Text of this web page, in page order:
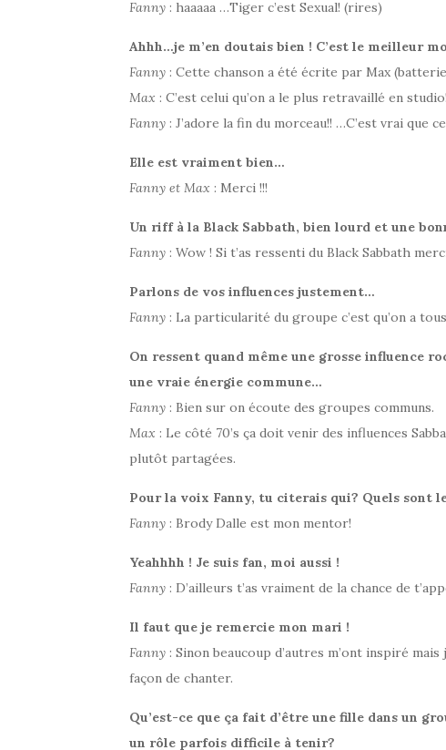
Fanny : haaaaa …Tiger c’est Sexual! (rires)
Ahhh…je m’en doutais bien ! C’est le meilleur
Fanny : Cette chanson a été écrite par Max
Max : C’est celui qu’on a le plus retravaillé en studio!
Fanny : J’adore la fin du morceau!! …C’est vrai que
Elle est vraiment bien…
Fanny et Max : Merci !!!
Un riff à la Black Sabbath, bien lourd et une
Fanny : Wow ! Si t’as ressenti du Black Sabbath
Parlons de vos influences justement…
Fanny : La particularité du groupe c’est qu’on a
On ressent quand même une grosse influence
une vraie énergie commune…
Fanny : Bien sur on écoute des groupes communs.
Max : Le côté 70’s ça doit venir des influences
plutôt partagées.
Pour la voix Fanny, tu citerais qui? Quels sont
Fanny : Brody Dalle est mon mentor!
Yeahhhh ! Je suis fan, moi aussi !
Fanny : D’ailleurs t’as vraiment de la chance de
Il faut que je remercie mon mari !
Fanny : Sinon beaucoup d’autres m’ont inspiré
façon de chanter.
Qu’est-ce que ça fait d’être une fille dans un
un rôle parfois difficile à tenir?